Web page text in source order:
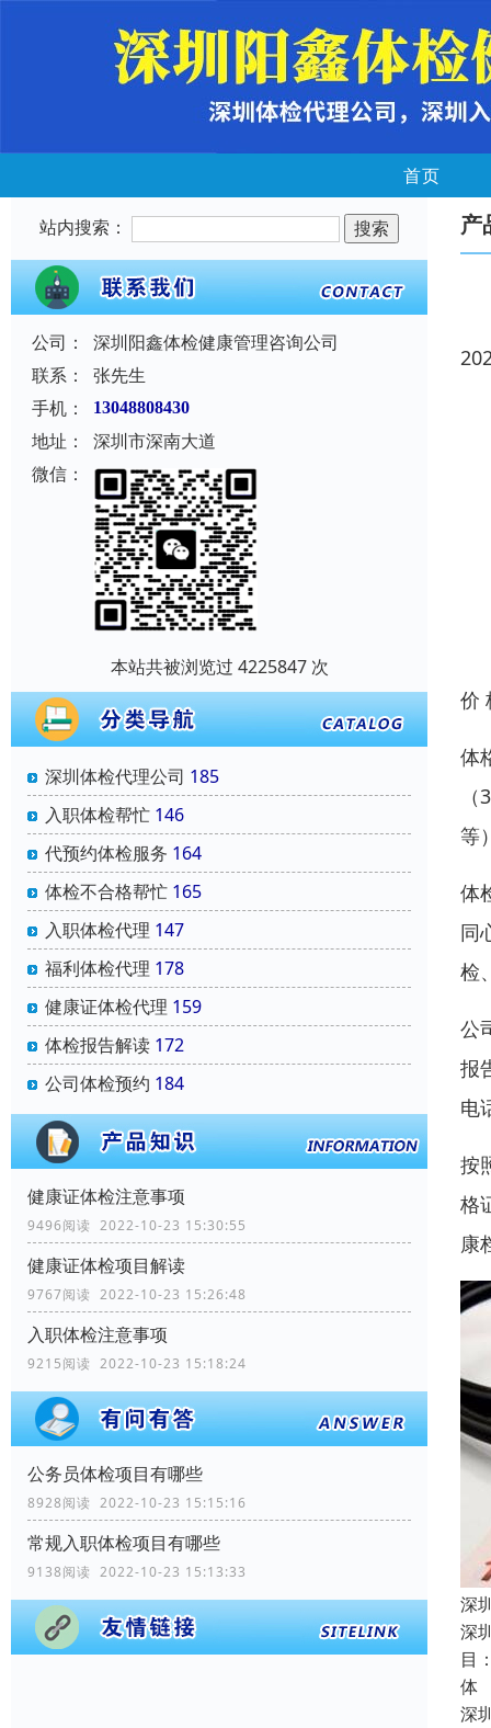
首页
站内搜索：
公司：
深圳阳鑫体检健康管理咨询公司
联系：
张先生
手机：
13048808430
地址：
深圳市深南大道
微信：
本站共被浏览过 4225847 次
深圳体检代理公司 185
入职体检帮忙 146
代预约体检服务 164
体检不合格帮忙 165
入职体检代理 147
福利体检代理 178
健康证体检代理 159
体检报告解读 172
公司体检预约 184
健康证体检注意事项
9496阅读 2022-10-23 15:30:55
健康证体检项目解读
9767阅读 2022-10-23 15:26:48
入职体检注意事项
9215阅读 2022-10-23 15:18:24
公务员体检项目有哪些
8928阅读 2022-10-23 15:15:16
常规入职体检项目有哪些
9138阅读 2022-10-23 15:13:33
产
价
体
等
体
同
检
公
报
电
按
格
康
深
深
目
体
深